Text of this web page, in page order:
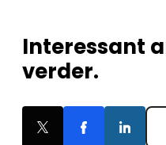
Interessant
verder.